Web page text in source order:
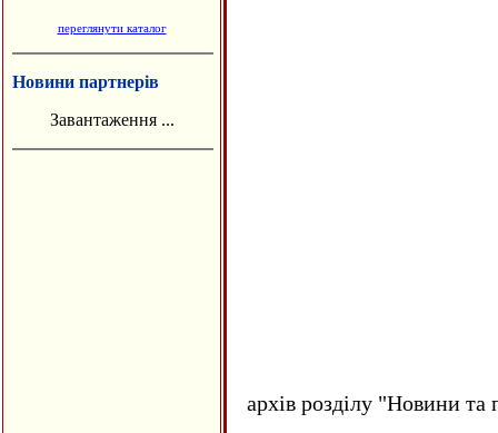
переглянути каталог
Новини партнерів
Завантаження ...
архів розділу "Новини та